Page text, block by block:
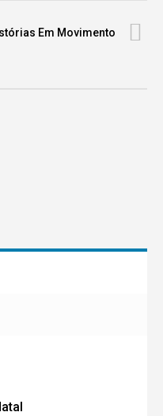
Em Movimento